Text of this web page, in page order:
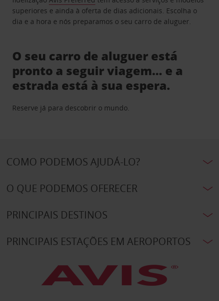
superiores e ainda à oferta de dias adicionais. Escolha o
dia e a hora e nós preparamos o seu carro de aluguer.
O seu carro de aluguer está
pronto a seguir viagem… e a
estrada está à sua espera.
Reserve já para descobrir o mundo.
COMO PODEMOS AJUDÁ-LO?
O QUE PODEMOS OFERECER
PRINCIPAIS DESTINOS
PRINCIPAIS ESTAÇÕES EM AEROPORTOS